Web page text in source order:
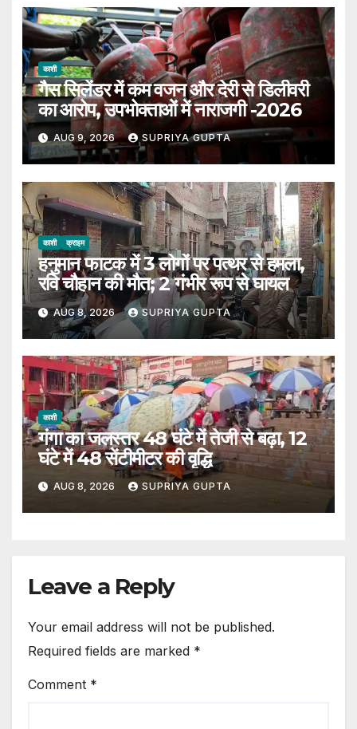
काशी
गैस सिलेंडर में कम वजन और देरी से डिलीवरी
का आरोप, उपभोक्ताओं में नाराजगी -2026
AUG 9, 2026 SUPRIYA GUPTA
काशी क्राइम
हनुमान फाटक में 3 लोगों पर पत्थर से हमला,
रवि चौहान की मौत; 2 गंभीर रूप से घायल
AUG 8, 2026 SUPRIYA GUPTA
काशी
गंगा का जलस्तर 48 घंटे में तेजी से बढ़ा, 12
घंटे में 48 सेंटीमीटर की वृद्धि
AUG 8, 2026 SUPRIYA GUPTA
Leave a Reply
Your email address will not be published.
Required fields are marked *
Comment *